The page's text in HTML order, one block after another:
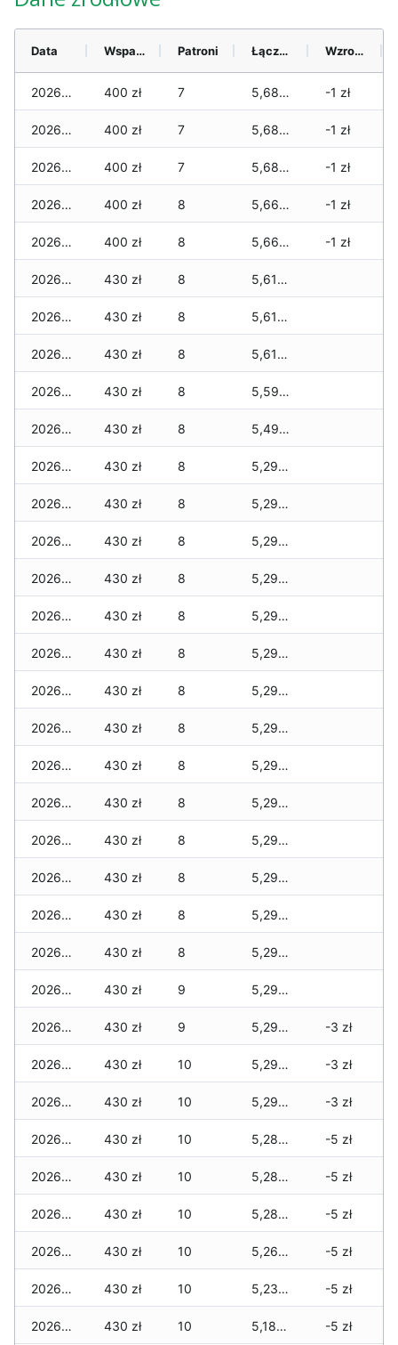
Data Wsparcie Patroni Łącznie Wzrost (28 dni)
2026-08-06 400 zł 7 5,680 zł -1 zł
2026-08-05 400 zł 7 5,680 zł -1 zł
2026-08-04 400 zł 7 5,680 zł -1 zł
2026-08-03 400 zł 8 5,660 zł -1 zł
2026-08-02 400 zł 8 5,660 zł -1 zł
2026-08-01 430 zł 8 5,610 zł
2026-07-31 430 zł 8 5,610 zł
2026-07-29 430 zł 8 5,610 zł
2026-07-28 430 zł 8 5,590 zł
2026-07-27 430 zł 8 5,490 zł
2026-07-26 430 zł 8 5,290 zł
2026-07-24 430 zł 8 5,290 zł
2026-07-23 430 zł 8 5,290 zł
2026-07-22 430 zł 8 5,290 zł
2026-07-21 430 zł 8 5,290 zł
2026-07-20 430 zł 8 5,290 zł
2026-07-18 430 zł 8 5,290 zł
2026-07-17 430 zł 8 5,290 zł
2026-07-16 430 zł 8 5,290 zł
2026-07-15 430 zł 8 5,290 zł
2026-07-14 430 zł 8 5,290 zł
2026-07-13 430 zł 8 5,290 zł
2026-07-12 430 zł 8 5,290 zł
2026-07-11 430 zł 8 5,290 zł
2026-07-10 430 zł 9 5,290 zł
2026-07-09 430 zł 9 5,290 zł -3 zł
2026-07-08 430 zł 10 5,290 zł -3 zł
2026-07-07 430 zł 10 5,290 zł -3 zł
2026-07-06 430 zł 10 5,280 zł -5 zł
2026-07-05 430 zł 10 5,280 zł -5 zł
2026-07-04 430 zł 10 5,280 zł -5 zł
2026-07-03 430 zł 10 5,260 zł -5 zł
2026-07-02 430 zł 10 5,230 zł -5 zł
2026-07-01 430 zł 10 5,180 zł -5 zł